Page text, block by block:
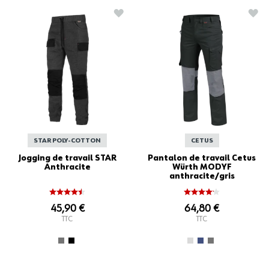
STAR POLY-COTTON
Jogging de travail STAR
Anthracite
45,90 €
TTC
AJOUTER À LA LISTE D'ACHATS
CETUS
Pantalon de travail Cetus
Würth MODYF
anthracite/gris
64,80 €
TTC